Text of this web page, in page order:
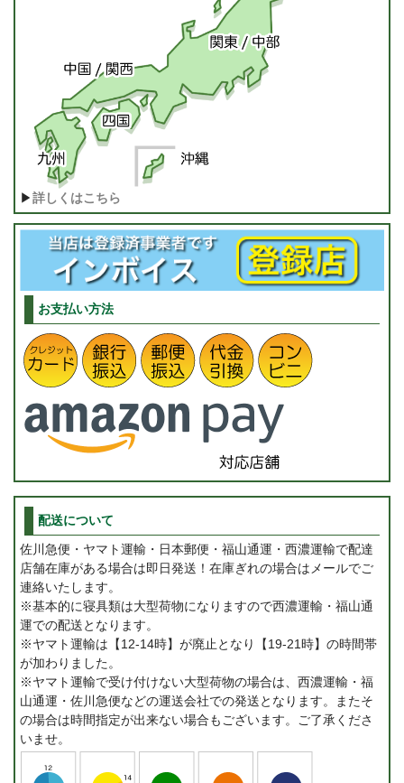
▶詳しくはこちら
お支払い方法
配送について
佐川急便・ヤマト運輸・日本郵便・福山通運・西濃運輸で配達
店舗在庫がある場合は即日発送！在庫ぎれの場合はメールでご
連絡いたします。
※基本的に寝具類は大型荷物になりますので西濃運輸・福山通
運での配送となります。
※ヤマト運輸は【12-14時】が廃止となり【19-21時】の時間帯
が加わりました。
※ヤマト運輸で受け付けない大型荷物の場合は、西濃運輸・福
山通運・佐川急便などの運送会社での発送となります。またそ
の場合は時間指定が出来ない場合もございます。ご了承くださ
いませ。